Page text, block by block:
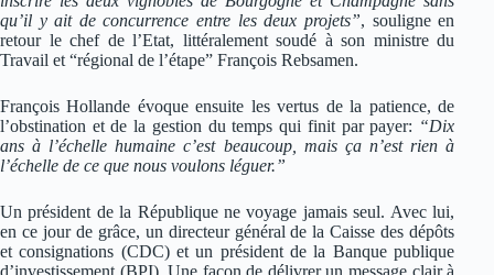
qu’il y ait de concurrence entre les deux projets”, souligne en
retour le chef de l’Etat, littéralement soudé à son ministre du
Travail et “régional de l’étape” François Rebsamen.
François Hollande évoque ensuite les vertus de la patience, de
l’obstination et de la gestion du temps qui finit par payer: “Dix
ans à l’échelle humaine c’est beaucoup, mais ça n’est rien à
l’échelle de ce que nous voulons léguer.”
Un président de la République ne voyage jamais seul. Avec lui,
en ce jour de grâce, un directeur général de la Caisse des dépôts
et consignations (CDC) et un président de la Banque publique